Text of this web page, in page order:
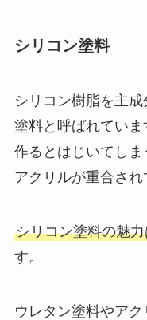
シリコン塗料
シリコン樹脂を主
塗料と呼ばれてい
作るとはじいてし
アクリルが重合され
シリコン塗料の魅
す。
ウレタン塗料やア